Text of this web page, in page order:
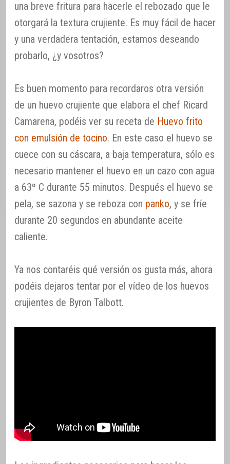
una breve fritura para hacerle el rebozado que le
otorgará la textura crujiente. Es muy fácil de hacer
y una verdadera tentación, estamos deseando
probarlo, ¿y vosotros?
Es buen momento para recordaros otra versión
de un huevo crujiente que elabora el chef Ricard
Camarena, podéis ver su receta de Huevo frito
con emulsión de tocino. En este caso el huevo se
cuece con su cáscara, a baja temperatura, sólo es
necesario mantener el huevo en un cazo con agua
a 63º C durante 55 minutos. Después el huevo se
pela, se sazona y se reboza con panko, y se fríe
durante 20 segundos en abundante aceite
caliente.
Ya nos contaréis qué versión os gusta más, ahora
podéis dejaros tentar por el vídeo de los huevos
crujientes de Byron Talbott.